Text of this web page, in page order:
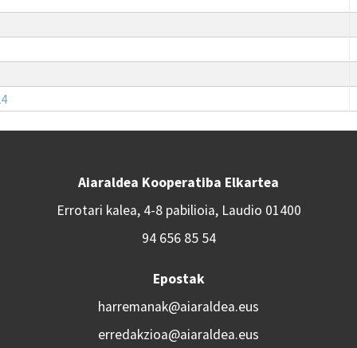
Aiaraldea Kooperatiba Elkartea
Errotari kalea, 4-8 pabilioia, Laudio 01400
94 656 85 54
Epostak
harremanak@aiaraldea.eus
erredakzioa@aiaraldea.eus